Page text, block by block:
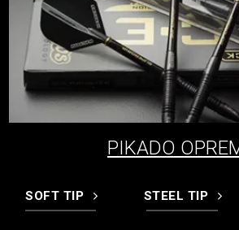
PIKADO
SOFT TIP STEEL TIP